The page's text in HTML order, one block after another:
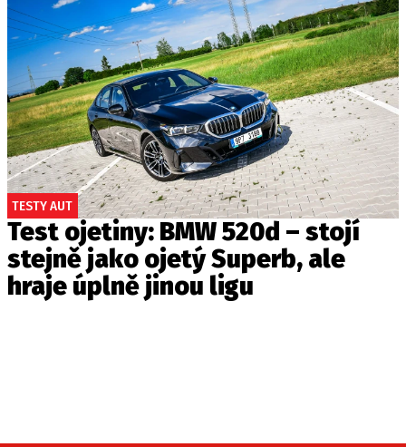
TESTY AUT
Test ojetiny: BMW 520d – stojí
stejně jako ojetý Superb, ale
hraje úplně jinou ligu